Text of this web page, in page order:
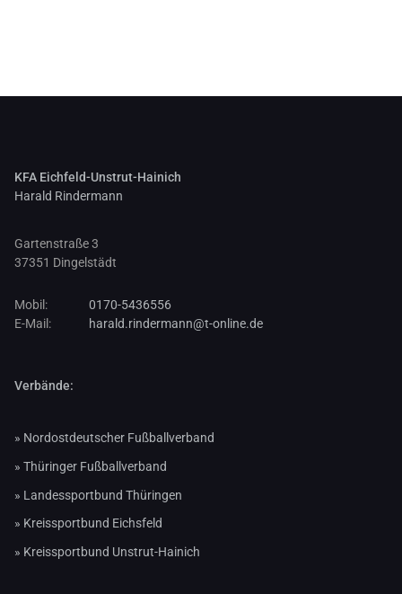
KFA Eichfeld-Unstrut-Hainich
Harald Rindermann
Gartenstraße 3
37351 Dingelstädt
Mobil:
0170-5436556
E-Mail:
harald.rindermann@t-online.de
Verbände:
Nordostdeutscher Fußballverband
Thüringer Fußballverband
Landessportbund Thüringen
Kreissportbund Eichsfeld
Kreissportbund Unstrut-Hainich